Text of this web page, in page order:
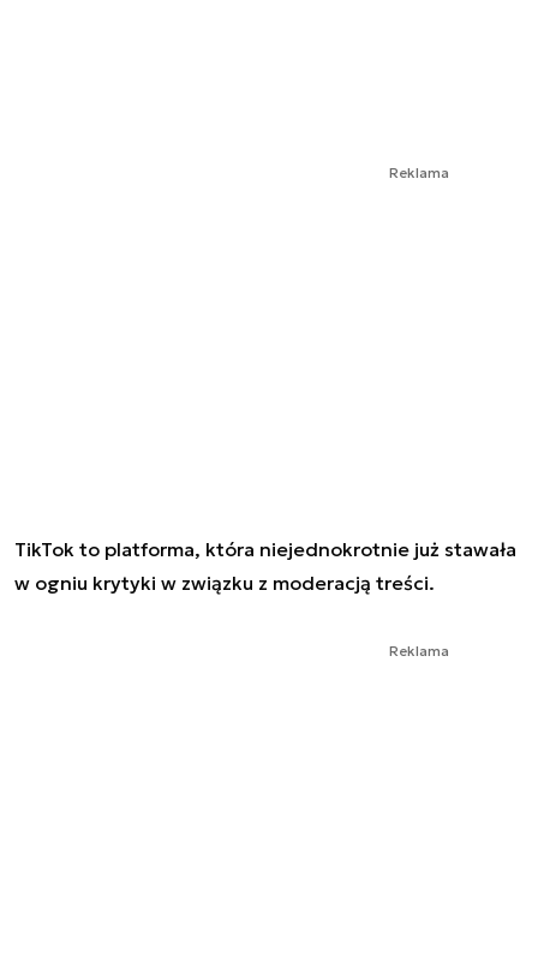
Reklama
TikTok to platforma, która niejednokrotnie już stawała
w ogniu krytyki w związku z moderacją treści.
Reklama